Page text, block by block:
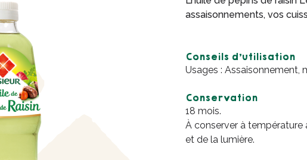
assaisonnements, vos
Conseils d’utilisation
Usages : Assaisonnement,
Conservation
18 mois.
À conserver à température
et de la lumière.